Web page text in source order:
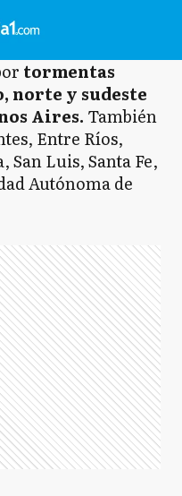
tormentas
norte y sudeste
Aires. También
Entre Ríos,
San Luis, Santa Fe,
Autónoma de